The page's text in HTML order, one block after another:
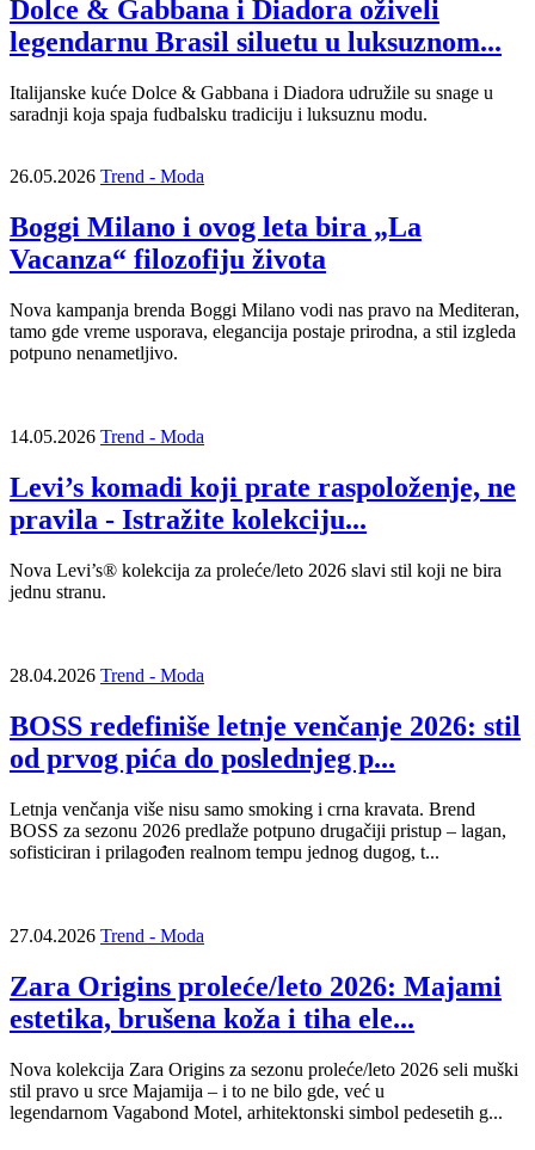
Dolce & Gabbana i Diadora oživeli
legendarnu Brasil siluetu u luksuznom...
Italijanske kuće Dolce & Gabbana i Diadora udružile su snage u
saradnji koja spaja fudbalsku tradiciju i luksuznu modu.
26.05.2026 Trend - Moda
Boggi Milano i ovog leta bira „La
Vacanza“ filozofiju života
Nova kampanja brenda Boggi Milano vodi nas pravo na Mediteran,
tamo gde vreme usporava, elegancija postaje prirodna, a stil izgleda
potpuno nenametljivo.
14.05.2026 Trend - Moda
Levi’s komadi koji prate raspoloženje, ne
pravila - Istražite kolekciju...
Nova Levi’s® kolekcija za proleće/leto 2026 slavi stil koji ne bira
jednu stranu.
28.04.2026 Trend - Moda
BOSS redefiniše letnje venčanje 2026: stil
od prvog pića do poslednjeg p...
Letnja venčanja više nisu samo smoking i crna kravata. Brend
BOSS za sezonu 2026 predlaže potpuno drugačiji pristup – lagan,
sofisticiran i prilagođen realnom tempu jednog dugog, t...
27.04.2026 Trend - Moda
Zara Origins proleće/leto 2026: Majami
estetika, brušena koža i tiha ele...
Nova kolekcija Zara Origins za sezonu proleće/leto 2026 seli muški
stil pravo u srce Majamija – i to ne bilo gde, već u
legendarnom Vagabond Motel, arhitektonski simbol pedesetih g...